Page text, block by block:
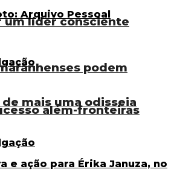
um líder consciente
mais uma odisseia
podem
além-fronteiras